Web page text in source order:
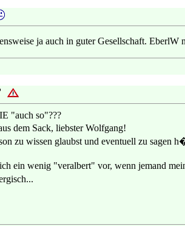
ja auch in guter Gesellschaft. EberlW
"auch so"???
dem Sack, liebster Wolfgang!
zu wissen glaubst und eventuell zu sagen
ein wenig "veralbert" vor, wenn jemand